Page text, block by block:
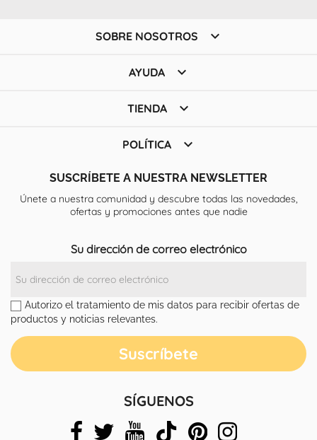
SOBRE NOSOTROS 
AYUDA 
TIENDA 
POLÍTICA 
SUSCRÍBETE A NUESTRA NEWSLETTER
Únete a nuestra comunidad y descubre todas las novedades,
ofertas y promociones antes que nadie
Su dirección de correo electrónico
Autorizo el tratamiento de mis datos para recibir ofertas de
productos y noticias relevantes.
SÍGUENOS